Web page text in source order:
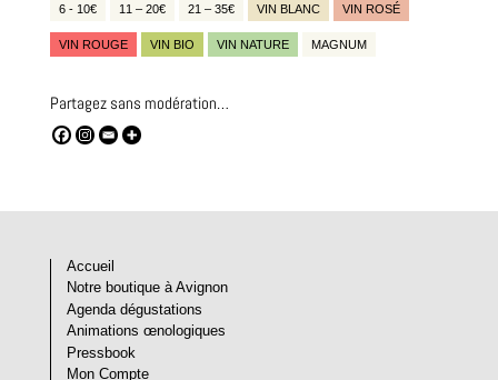
6 - 10€ 11 – 20€ 21 – 35€ VIN BLANC VIN ROSÉ
VIN ROUGE VIN BIO VIN NATURE MAGNUM
Partagez sans modération…
Accueil
Notre boutique à Avignon
Agenda dégustations
Animations œnologiques
Pressbook
Mon Compte